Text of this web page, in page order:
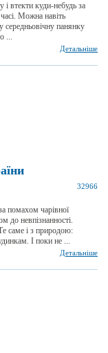
і втекти куди-небудь за
Можна навіть
середньовічну панянку
...
Детальніше
32966
помахом чарівної
до невпізнанності.
саме і з природою:
І поки не ...
Детальніше